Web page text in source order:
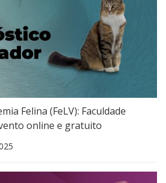
Felina (FeLV): Faculdade
online e gratuito